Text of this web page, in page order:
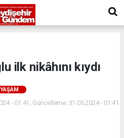
ilk nikâhını kıydı
YAŞAM
- 01:41, Güncelleme: 31.05.2024 - 01:41